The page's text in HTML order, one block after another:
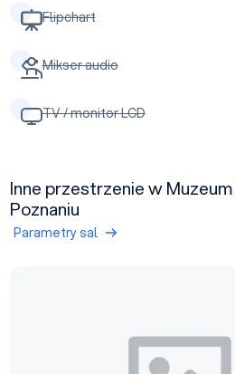
Flipchart
Mikser audio
TV / monitor LCD
Inne przestrzenie w
Poznaniu
Parametry sal